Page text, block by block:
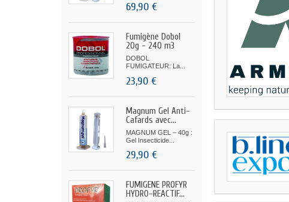
69,90 €
Fumigène Dobol
20g - 240 m3
DOBOL
FUMIGATEUR: La...
23,90 €
Magnum Gel Anti-
Cafards avec...
MAGNUM GEL – 40g :
Gel Insecticide...
29,90 €
FUMIGENE PROFYR
HYDRO-REACTIF...